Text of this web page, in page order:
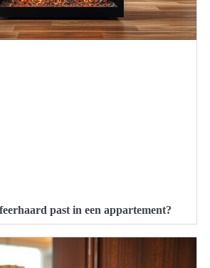
past in een appartement?